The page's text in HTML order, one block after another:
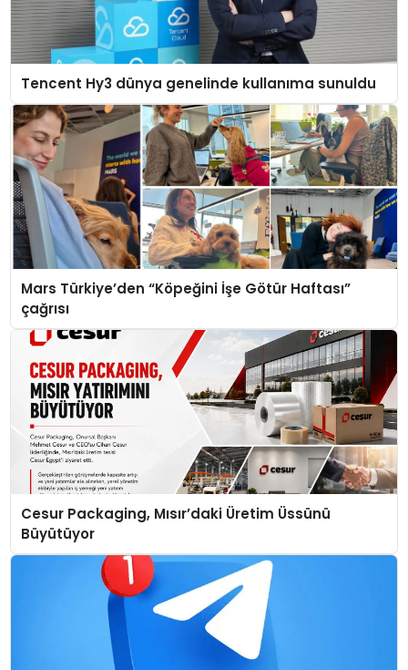
Tencent Hy3 dünya genelinde kullanıma sunuldu
Mars Türkiye’den “Köpeğini İşe Götür Haftası”
çağrısı
Cesur Packaging, Mısır’daki Üretim Üssünü
Büyütüyor